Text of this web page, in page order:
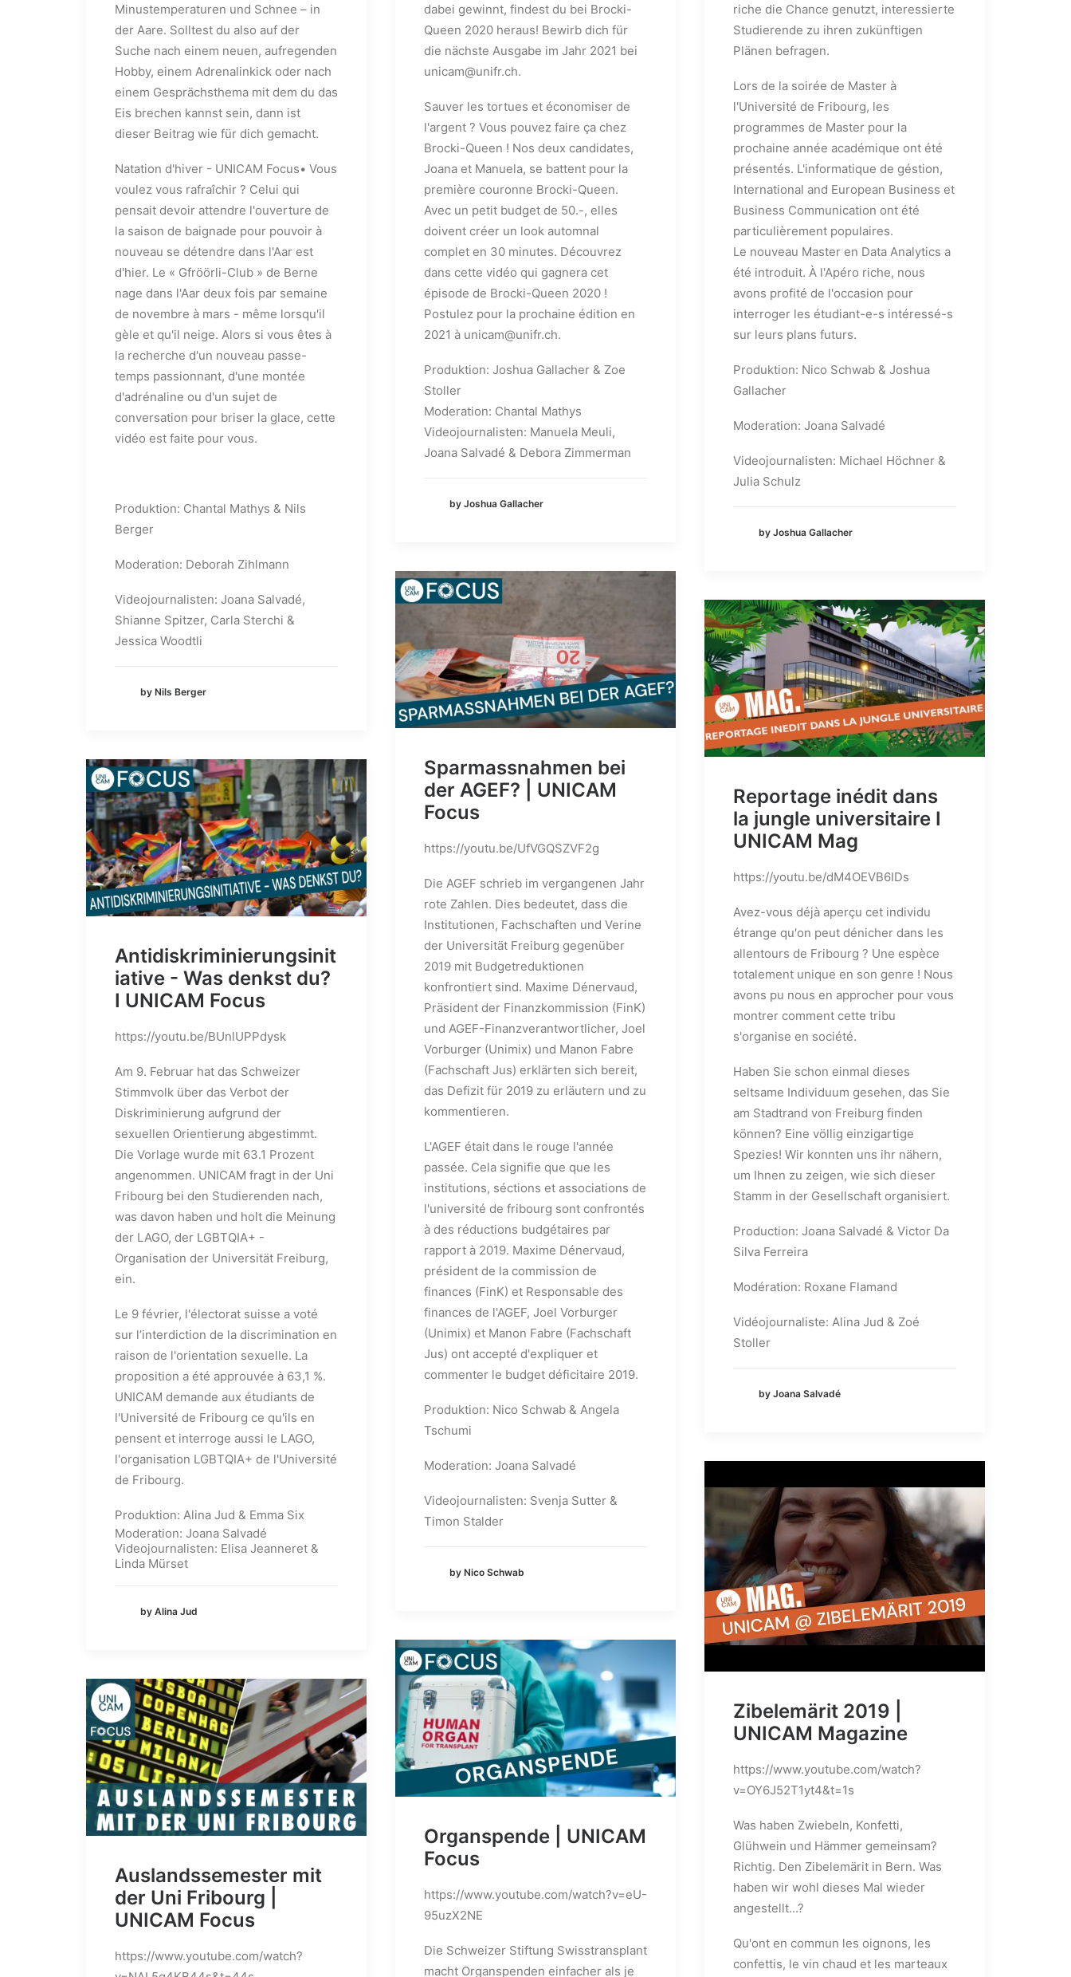
Minustemperaturen und Schnee – in
der Aare. Solltest du also auf der
Suche nach einem neuen, aufregenden
Hobby, einem Adrenalinkick oder nach
einem Gesprächsthema mit dem du das
Eis brechen kannst sein, dann ist
dieser Beitrag wie für dich gemacht.
Natation d'hiver - UNICAM Focus• Vous
voulez vous rafraîchir ? Celui qui
pensait devoir attendre l'ouverture de
la saison de baignade pour pouvoir à
nouveau se détendre dans l'Aar est
d'hier. Le « Gfröörli-Club » de Berne
nage dans l'Aar deux fois par semaine
de novembre à mars - même lorsqu'il
gèle et qu'il neige. Alors si vous êtes à
la recherche d'un nouveau passe-
temps passionnant, d'une montée
d'adrénaline ou d'un sujet de
conversation pour briser la glace, cette
vidéo est faite pour vous.
Produktion: Chantal Mathys & Nils
Berger
Moderation: Deborah Zihlmann
Videojournalisten: Joana Salvadé,
Shianne Spitzer, Carla Sterchi &
Jessica Woodtli
by Nils Berger
dabei gewinnt, findest du bei Brocki-
Queen 2020 heraus! Bewirb dich für
die nächste Ausgabe im Jahr 2021 bei
unicam@unifr.ch.
Sauver les tortues et économiser de
l'argent ? Vous pouvez faire ça chez
Brocki-Queen ! Nos deux candidates,
Joana et Manuela, se battent pour la
première couronne Brocki-Queen.
Avec un petit budget de 50.-, elles
doivent créer un look automnal
complet en 30 minutes. Découvrez
dans cette vidéo qui gagnera cet
épisode de Brocki-Queen 2020 !
Postulez pour la prochaine édition en
2021 à unicam@unifr.ch.
Produktion: Joshua Gallacher & Zoe
Stoller
Moderation: Chantal Mathys
Videojournalisten: Manuela Meuli,
Joana Salvadé & Debora Zimmerman
by Joshua Gallacher
riche die Chance genutzt, interessierte
Studierende zu ihren zukünftigen
Plänen befragen.
Lors de la soirée de Master à
l'Université de Fribourg, les
programmes de Master pour la
prochaine année académique ont été
présentés. L'informatique de géstion,
International and European Business et
Business Communication ont été
particulièrement populaires.
Le nouveau Master en Data Analytics a
été introduit. À l'Apéro riche, nous
avons profité de l'occasion pour
interroger les étudiant-e-s intéressé-s
sur leurs plans futurs.
Produktion: Nico Schwab & Joshua
Gallacher
Moderation: Joana Salvadé
Videojournalisten: Michael Höchner &
Julia Schulz
by Joshua Gallacher
Sparmassnahmen bei
der AGEF? | UNICAM
Focus
https://youtu.be/UfVGQSZVF2g
Die AGEF schrieb im vergangenen Jahr
rote Zahlen. Dies bedeutet, dass die
Institutionen, Fachschaften und Verine
der Universität Freiburg gegenüber
2019 mit Budgetreduktionen
konfrontiert sind. Maxime Dénervaud,
Präsident der Finanzkommission (FinK)
und AGEF-Finanzverantwortlicher, Joel
Vorburger (Unimix) und Manon Fabre
(Fachschaft Jus) erklärten sich bereit,
das Defizit für 2019 zu erläutern und zu
kommentieren.
L'AGEF était dans le rouge l'année
passée. Cela signifie que que les
institutions, séctions et associations de
l'université de fribourg sont confrontés
à des réductions budgétaires par
rapport à 2019. Maxime Dénervaud,
président de la commission de
finances (FinK) et Responsable des
finances de l'AGEF, Joel Vorburger
(Unimix) et Manon Fabre (Fachschaft
Jus) ont accepté d'expliquer et
commenter le budget déficitaire 2019.
Produktion: Nico Schwab & Angela
Tschumi
Moderation: Joana Salvadé
Videojournalisten: Svenja Sutter &
Timon Stalder
by Nico Schwab
Reportage inédit dans
la jungle universitaire I
UNICAM Mag
https://youtu.be/dM4OEVB6IDs
Avez-vous déjà aperçu cet individu
étrange qu'on peut dénicher dans les
allentours de Fribourg ? Une espèce
totalement unique en son genre ! Nous
avons pu nous en approcher pour vous
montrer comment cette tribu
s'organise en société.
Haben Sie schon einmal dieses
seltsame Individuum gesehen, das Sie
am Stadtrand von Freiburg finden
können? Eine völlig einzigartige
Spezies! Wir konnten uns ihr nähern,
um Ihnen zu zeigen, wie sich dieser
Stamm in der Gesellschaft organisiert.
Production: Joana Salvadé & Victor Da
Silva Ferreira
Modération: Roxane Flamand
Vidéojournaliste: Alina Jud & Zoé
Stoller
by Joana Salvadé
Antidiskriminierungsinit
iative - Was denkst du?
I UNICAM Focus
https://youtu.be/BUnlUPPdysk
Am 9. Februar hat das Schweizer
Stimmvolk über das Verbot der
Diskriminierung aufgrund der
sexuellen Orientierung abgestimmt.
Die Vorlage wurde mit 63.1 Prozent
angenommen. UNICAM fragt in der Uni
Fribourg bei den Studierenden nach,
was davon haben und holt die Meinung
der LAGO, der LGBTQIA+ -
Organisation der Universität Freiburg,
ein.
Le 9 février, l'électorat suisse a voté
sur l’interdiction de la discrimination en
raison de l'orientation sexuelle. La
proposition a été approuvée à 63,1 %.
UNICAM demande aux étudiants de
l'Université de Fribourg ce qu'ils en
pensent et interroge aussi le LAGO,
l'organisation LGBTQIA+ de l'Université
de Fribourg.
Produktion: Alina Jud & Emma Six
Moderation: Joana Salvadé
Videojournalisten: Elisa Jeanneret &
Linda Mürset
by Alina Jud
Zibelemärit 2019 |
UNICAM Magazine
https://www.youtube.com/watch?
v=OY6J52T1yt4&t=1s
Was haben Zwiebeln, Konfetti,
Glühwein und Hämmer gemeinsam?
Richtig. Den Zibelemärit in Bern. Was
haben wir wohl dieses Mal wieder
angestellt...?
Qu'ont en commun les oignons, les
confettis, le vin chaud et les marteaux
Organspende | UNICAM
Focus
https://www.youtube.com/watch?v=eU-
95uzX2NE
Die Schweizer Stiftung Swisstransplant
macht Organspenden einfacher als je
Auslandssemester mit
der Uni Fribourg |
UNICAM Focus
https://www.youtube.com/watch?